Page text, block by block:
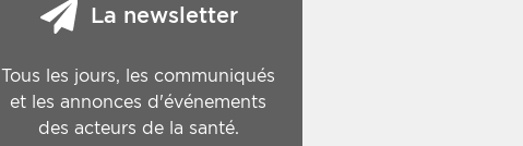
La newsletter
Tous les jours, les communiqués
et les annonces d'événements
des acteurs de la santé.